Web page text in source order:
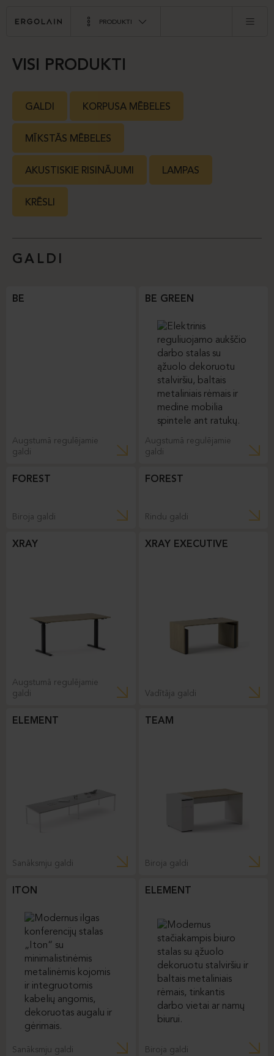
PRODUKTI
VISI PRODUKTI
GALDI KORPUSA MĒBELES
MĪKSTĀS MĒBELES
AKUSTISKIE RISINĀJUMI LAMPAS
KRĒSLI
GALDI
BE
Augstumā regulējamie
galdi
BE GREEN
Augstumā regulējamie
galdi
FOREST
Biroja galdi
FOREST
Rindu galdi
XRAY
Augstumā regulējamie
galdi
XRAY EXECUTIVE
Vadītāja galdi
ELEMENT
Sanāksmju galdi
TEAM
Biroja galdi
ITON
Sanāksmju galdi
ELEMENT
Biroja galdi